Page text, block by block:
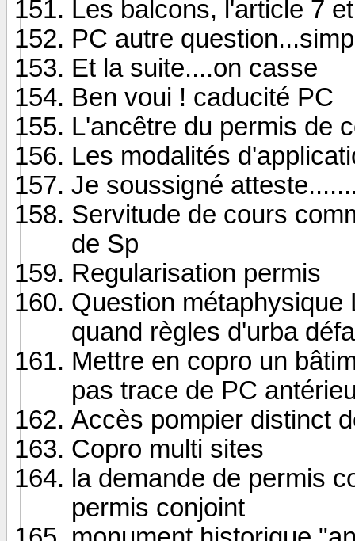
Les balcons, l'article 7
PC autre
Et la suite....on casse
Ben voui ! caducité PC
L'ancêtre du permis de
Les modalités
Je soussigné
Servitude de cours
de Sp
Regularisation permis
Question
quand règles d'urba
Mettre en copro un
pas trace de PC
Accès pompier distinct
Copro multi sites
la demande de permis
permis conjoint